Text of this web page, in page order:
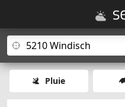
Pluie